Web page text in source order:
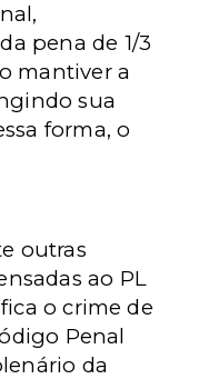
pena de 1/3
mantiver a
sua
forma, o
outras
ao PL
o crime de
Penal
da